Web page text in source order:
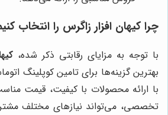
چراکیهان افزار زاگرس را انتخاب
با توجه به مزایای رقابتی ذکر شده،
بهترین گزینه‌ها برای تامین کوپلینگ
با ارائه محصولات با کیفیت، قیمت
تخصصی، می‌تواند نیازهای مختلف